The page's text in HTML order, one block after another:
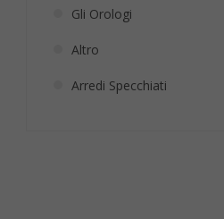
Gli Orologi
Altro
Arredi Specchiati